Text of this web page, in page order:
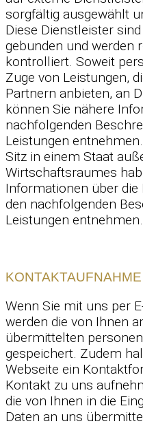
sorgfältig ausgewählt
Diese Dienstleister
gebunden und werden
kontrolliert. Soweit
Zuge von Leistungen,
Partnern anbieten, an
können Sie nähere
nachfolgenden
Leistungen
Sitz in einem Staat
Wirtschaftsraumes
Informationen über die
den nachfolgenden
Leistungen entnehmen.
KONTAKTAUFNAHME
Wenn Sie mit uns per
werden die von Ihnen
übermittelten
gespeichert. Zudem
Webseite ein
Kontakt zu uns
die von Ihnen in die
Daten an uns